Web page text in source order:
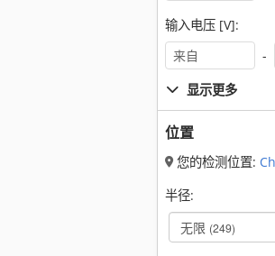
输入电压 [V]:
-
显示更多
位置
您的检测位置:
半径:
无限 (249)